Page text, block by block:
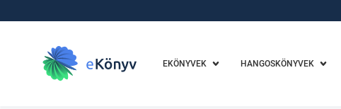
EKÖNYVEK HANGOSKÖNYVEK